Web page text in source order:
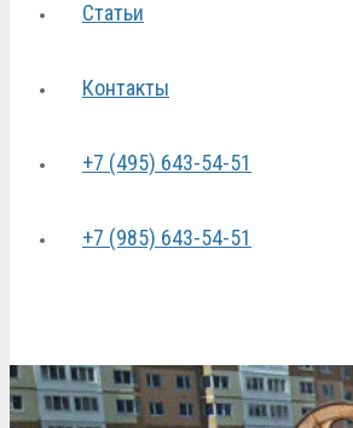
Статьи
Контакты
+7 (495) 643-54-51
+7 (985) 643-54-51